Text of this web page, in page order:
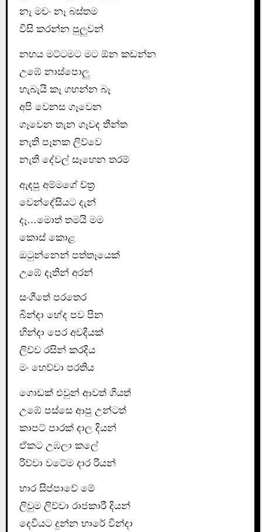
නෑ මචං නෑ බස්තම
විසි කරන්න පුලුවන්
නහය මට්ටමට මට ඕන කඩන්න
උඹේ නාස්පොලු
හැබැයි කෑ ගහන්න බෑ
අපි වෙනස ගෑවෙන
ගෑවෙන තැන ගෑවද තීන්ත
නැති පෑනක ලිව්වෙ
නැති දේවල් සෑහෙන තරම්
ඇඳපු අම්මගේ ච්ත්‍ර
වෙන්දේසියට දැන්
දෑ…මොත් තමයි මම
කොස් කොළ
ඔටුන්නෙන් පත්තෑයෙක්
උඹේ දෑතින් අරන්
සංගීතේ පරතෙර
බින්දා භේද පව පින
හින්දා පෙර අවදියක්
ලිව්ව රසින් කරදිය
මං හෙව්වා පරතිය
ගොඩක් එවුන් ආවත් ගි‍යත්
උඹේ පස්සෙ ආපු උන්ටත්
කාපට් පාරක් දාල දියන්
ඒකට උඹලා කලේ
රිව්වා වටේම දාර රියන්
භාර සිප්පාවේ මේ
ලිවුම ලිව්වා රාජකාරී දියන්
දෙවියට දුන්න භාරේ වින්දා